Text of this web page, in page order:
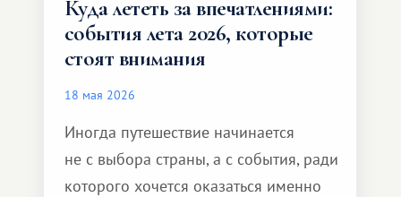
Куда лететь за впечатлениями:
события лета 2026, которые
стоят внимания
18 мая 2026
Иногда путешествие начинается
не с выбора страны, а с события, ради
которого хочется оказаться именно